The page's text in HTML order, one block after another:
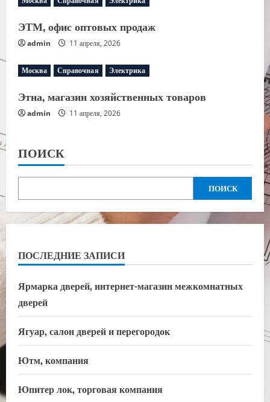
ЭТМ, офис оптовых продаж
admin 11 апреля, 2026
Москва Справочная Электрика
Этна, магазин хозяйственных товаров
admin 11 апреля, 2026
ПОИСК
ПОИСК
ПОСЛЕДНИЕ ЗАПИСИ
Ярмарка дверей, интернет-магазин межкомнатных
дверей
Ягуар, салон дверей и перегородок
Ютм, компания
Юпитер лок, торговая компания